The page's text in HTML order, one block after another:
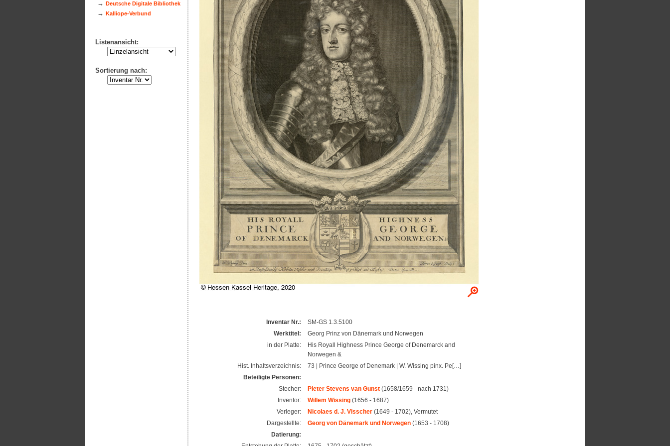
Inventar Nr.:
SM-GS 1.3.5100
Werktitel:
Georg Prinz von Dänemark und Norwegen
in der Platte:
His Royall Highness Prince George of Denemarck and
Norwegen &
Hist. Inhaltsverzeichnis:
73 | Prince George of Denemark | W. Wissing pinx. Pe[…]
Beteiligte Personen:
Stecher:
Pieter Stevens van Gunst (1658/1659 - nach 1731)
Inventor:
Willem Wissing (1656 - 1687)
Verleger:
Nicolaes d. J. Visscher (1649 - 1702), Vermutet
Dargestellte:
Georg von Dänemark und Norwegen (1653 - 1708)
Datierung:
→ Deutsche Digitale Bibliothek
→ Kalliope-Verbund
Listenansicht:
Sortierung nach: